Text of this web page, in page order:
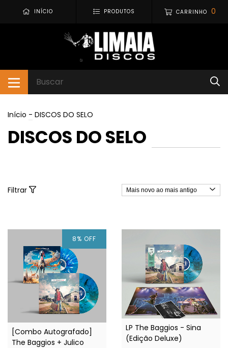
INÍCIO PRODUTOS CARRINHO 0
Início - DISCOS DO SELO
DISCOS DO SELO
Filtrar
8% OFF
[Combo Autografado]
The Baggios + Julico
LP The Baggios - Sina
(Edição Deluxe)